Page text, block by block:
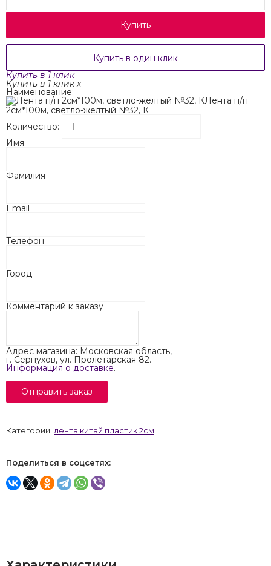
Купить
Купить в один клик
Купить в 1 клик
Купить в 1 клик x
Наименование:
Лента п/п
2см*100м, светло-жёлтый №32, К
Количество:
Имя
Фамилия
Email
Телефон
Город
Комментарий к заказу
Адрес магазина: Московская область,
г. Серпухов, ул. Пролетарская 82.
Информация о доставке.
Категории: лента китай пластик 2см
Поделиться в соцсетях: